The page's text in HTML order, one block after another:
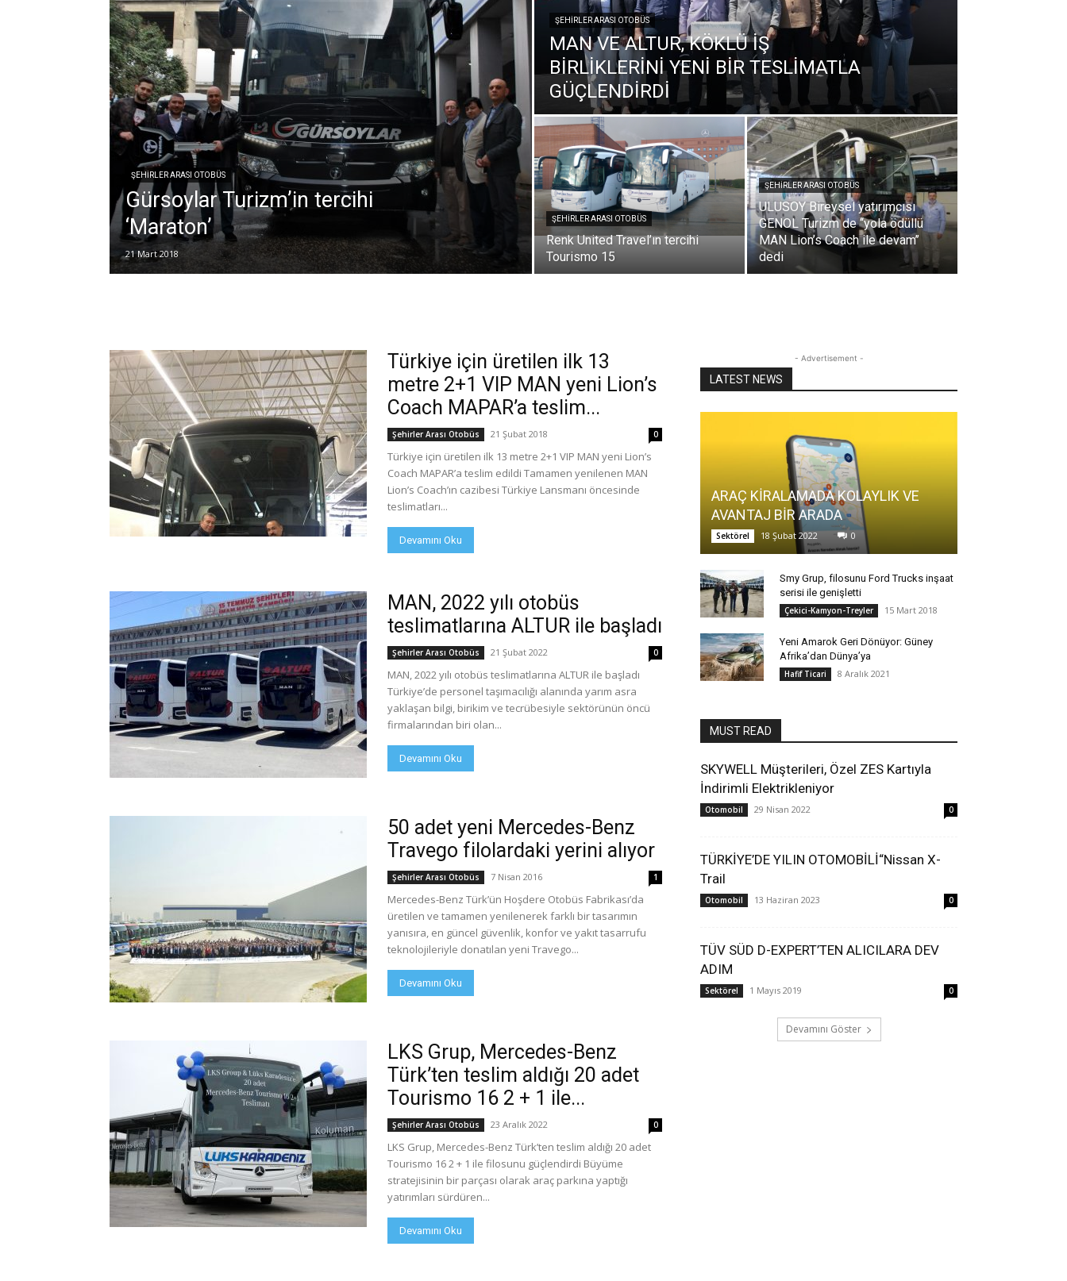
ŞEHIRLER ARASI OTOBÜS
Gürsoylar Turizm’in tercihi
‘Maraton’
21 Mart 2018
ŞEHIRLER ARASI OTOBÜS
MAN VE ALTUR, KÖKLÜ İŞ
BİRLİKLERİNİ YENİ BİR TESLİMATLA
GÜÇLENDİRDİ
ŞEHIRLER ARASI OTOBÜS
Renk United Travel’ın tercihi
Tourismo 15
ŞEHIRLER ARASI OTOBÜS
ULUSOY Bireysel yatırımcısı
GENOL Turizm de ‘‘yola ödüllü
MAN Lion’s Coach ile devam’’
dedi
Türkiye için üretilen ilk 13
metre 2+1 VIP MAN yeni Lion’s
Coach MAPAR’a teslim...
Şehirler Arası Otobüs 21 Şubat 2018 0
Türkiye için üretilen ilk 13 metre 2+1 VIP MAN yeni Lion’s
Coach MAPAR’a teslim edildi Tamamen yenilenen MAN
Lion’s Coach’ın cazibesi Türkiye Lansmanı öncesinde
teslimatları...
Devamını Oku
MAN, 2022 yılı otobüs
teslimatlarına ALTUR ile başladı
Şehirler Arası Otobüs 21 Şubat 2022 0
MAN, 2022 yılı otobüs teslimatlarına ALTUR ile başladı
Türkiye’de personel taşımacılığı alanında yarım asra
yaklaşan bilgi, birikim ve tecrübesiyle sektörünün öncü
firmalarından biri olan...
Devamını Oku
50 adet yeni Mercedes-Benz
Travego filolardaki yerini alıyor
Şehirler Arası Otobüs 7 Nisan 2016 1
Mercedes-Benz Türk’ün Hoşdere Otobüs Fabrikası’da
üretilen ve tamamen yenilenerek farklı bir tasarımın
yanısıra, en güncel güvenlik, konfor ve yakıt tasarrufu
teknolojileriyle donatılan yeni Travego...
Devamını Oku
LKS Grup, Mercedes-Benz
Türk’ten teslim aldığı 20 adet
Tourismo 16 2 + 1 ile...
Şehirler Arası Otobüs 23 Aralık 2022 0
LKS Grup, Mercedes-Benz Türk’ten teslim aldığı 20 adet
Tourismo 16 2 + 1 ile filosunu güçlendirdi Büyüme
stratejisinin bir parçası olarak araç parkına yaptığı
yatırımları sürdüren...
Devamını Oku
- Advertisement -
LATEST NEWS
ARAÇ KİRALAMADA KOLAYLIK VE
AVANTAJ BİR ARADA
Sektörel 18 Şubat 2022 0
Smy Grup, filosunu Ford Trucks inşaat
serisi ile genişletti
Çekici-Kamyon-Treyler 15 Mart 2018
Yeni Amarok Geri Dönüyor: Güney
Afrika’dan Dünya’ya
Hafif Ticari 8 Aralık 2021
MUST READ
SKYWELL Müşterileri, Özel ZES Kartıyla
İndirimli Elektrikleniyor
Otomobil 29 Nisan 2022 0
TÜRKİYE’DE YILIN OTOMOBİLİ“Nissan X-
Trail
Otomobil 13 Haziran 2023 0
TÜV SÜD D-EXPERT’TEN ALICILARA DEV
ADIM
Sektörel 1 Mayıs 2019 0
Devamını Göster